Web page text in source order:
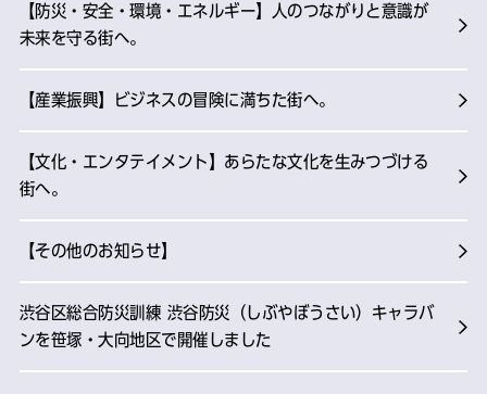
【防災・安全・環境・エネルギー】人のつながりと意識が
未来を守る街へ。
【産業振興】ビジネスの冒険に満ちた街へ。
【文化・エンタテイメント】あらたな文化を生みつづける
街へ。
【その他のお知らせ】
渋谷区総合防災訓練 渋谷防災（しぶやぼうさい）キャラバ
ンを笹塚・大向地区で開催しました